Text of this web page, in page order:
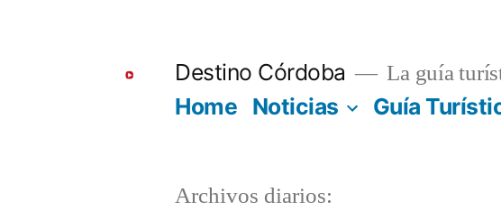
Destino Córdoba La guía
Home Noticias Guía
Archivos diarios: